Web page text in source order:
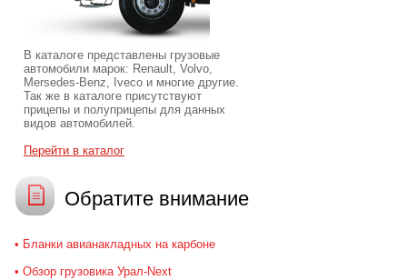
В каталоге представлены грузовые
автомобили марок: Renault, Volvo,
Mersedes-Benz, Iveco и многие другие.
Так же в каталоге присутствуют
прицепы и полуприцепы для данных
видов автомобилей.
Перейти в каталог
Обратите внимание
Бланки авианакладных на карбоне
Обзор грузовика Урал-Next